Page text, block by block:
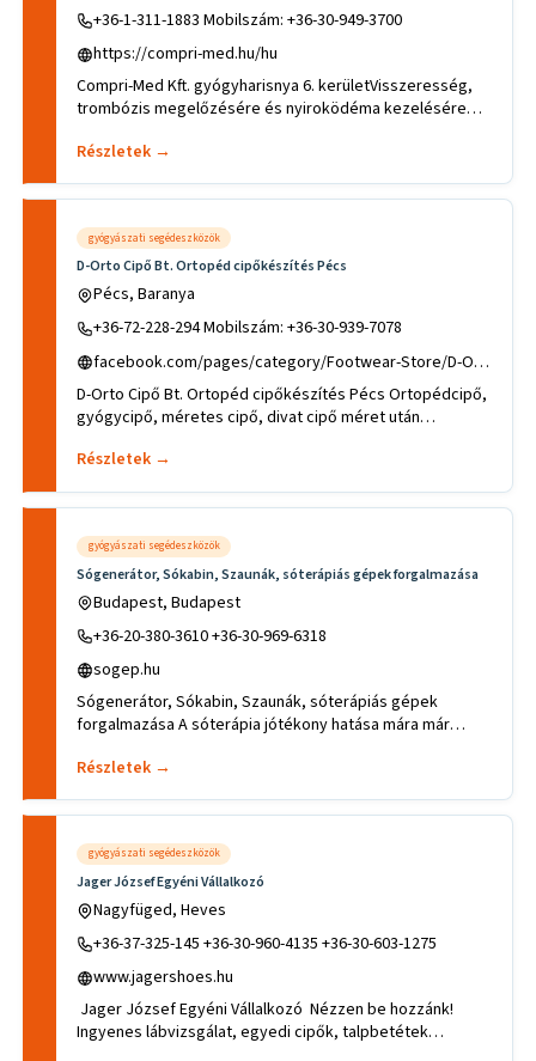
+36-1-311-1883 Mobilszám: +36-30-949-3700
https://compri-med.hu/hu
Compri-Med Kft. gyógyharisnya 6. kerületVisszeresség,
trombózis megelőzésére és nyiroködéma kezelésére
Részletek →
gyógyászati segédeszközök
D-Orto Cipő Bt. Ortopéd cipőkészítés Pécs
Pécs, Baranya
+36-72-228-294 Mobilszám: +36-30-939-7078
facebook.com/pages/category/Footwear-Store/D-Orto-Cip%C5%91-BT-973690246030257/
D-Orto Cipő Bt. Ortopéd cipőkészítés Pécs Ortopédcipő,
gyógycipő, méretes cipő, divat cipő méret után
Részletek →
gyógyászati segédeszközök
Sógenerátor, Sókabin, Szaunák, sóterápiás gépek forgalmazása
Budapest, Budapest
+36-20-380-3610 +36-30-969-6318
sogep.hu
Sógenerátor, Sókabin, Szaunák, sóterápiás gépek
forgalmazása A sóterápia jótékony hatása mára már
Részletek →
gyógyászati segédeszközök
Jager József Egyéni Vállalkozó
Nagyfüged, Heves
+36-37-325-145 +36-30-960-4135 +36-30-603-1275
www.jagershoes.hu
Jager József Egyéni Vállalkozó Nézzen be hozzánk!
Ingyenes lábvizsgálat, egyedi cipők, talpbetétek